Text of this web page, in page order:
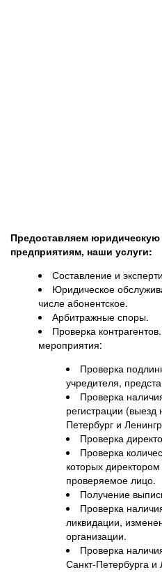
Предоставляем
предприятиям, наши услуги:
Составление и
Юридическое
числе абонентское.
Арбитражные споры.
Проверка
мероприятия:
Проверка
учредителя,
Проверка
регистрации (выезд
Петербург и
Проверка
Проверка
которых
проверяемое лицо.
Получение
Проверка
ликвидации,
организации.
Проверка
Санкт-Петербурга и